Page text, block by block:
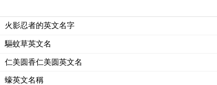
火影忍者的英文名字
驅蚊草英文名
仁美圆香仁美圆英文名
蠔英文名稱